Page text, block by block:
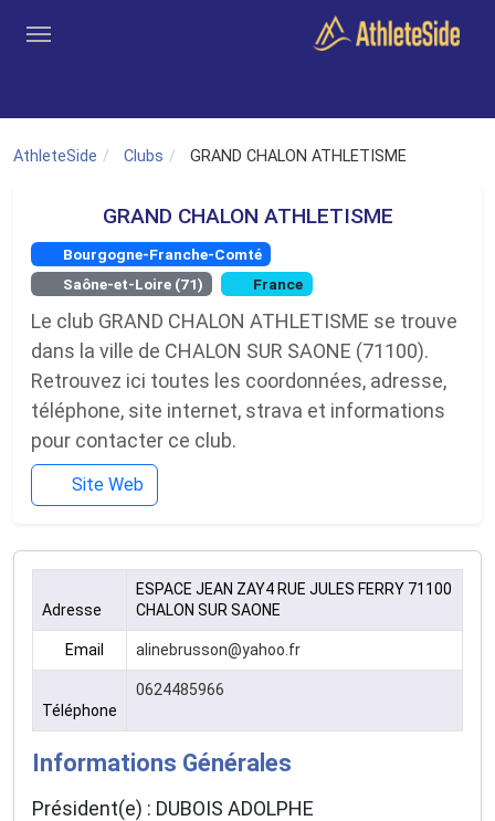
AthleteSide Clubs GRAND CHALON ATHLETISME
GRAND CHALON ATHLETISME
Bourgogne-Franche-Comté
Saône-et-Loire (71)
France
Le club GRAND CHALON ATHLETISME se trouve
dans la ville de CHALON SUR SAONE (71100).
Retrouvez ici toutes les coordonnées, adresse,
téléphone, site internet, strava et informations
pour contacter ce club.
Site Web
Adresse
ESPACE JEAN ZAY4 RUE JULES FERRY 71100
CHALON SUR SAONE
Email alinebrusson@yahoo.fr
Téléphone
0624485966
Informations Générales
Président(e) : DUBOIS ADOLPHE